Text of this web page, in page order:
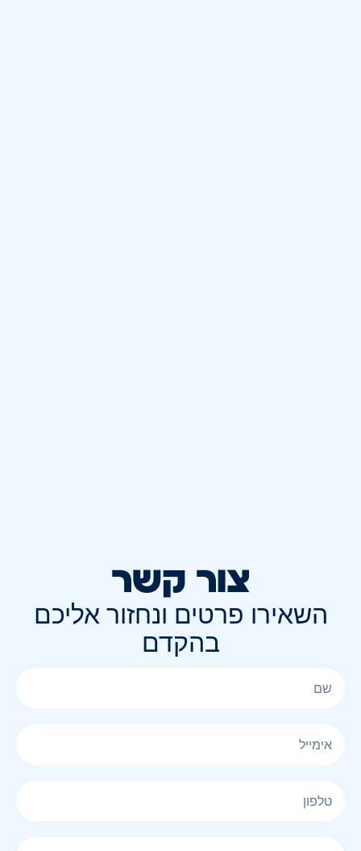
צור קשר
השאירו פרטים ונחזור אליכם
בהקדם